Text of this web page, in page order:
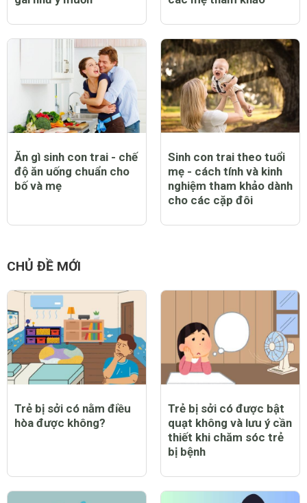
Ăn gì sinh con trai - chế
độ ăn uống chuẩn cho
bố và mẹ
Sinh con trai theo tuổi
mẹ - cách tính và kinh
nghiệm tham khảo dành
cho các cặp đôi
CHỦ ĐỀ MỚI
Trẻ bị sởi có nằm điều
hòa được không?
Trẻ bị sởi có được bật
quạt không và lưu ý cần
thiết khi chăm sóc trẻ
bị bệnh